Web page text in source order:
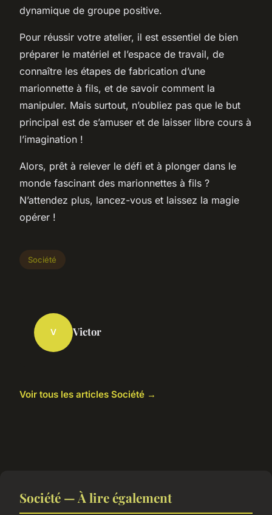
dynamique de groupe positive.
Pour réussir votre atelier, il est essentiel de bien
préparer le matériel et l’espace de travail, de
connaître les étapes de fabrication d’une
marionnette à fils, et de savoir comment la
manipuler. Mais surtout, n’oubliez pas que le but
principal est de s’amuser et de laisser libre cours à
l’imagination !
Alors, prêt à relever le défi et à plonger dans le
monde fascinant des marionnettes à fils ?
N’attendez plus, lancez-vous et laissez la magie
opérer !
Société
V Victor
Voir tous les articles Société →
Société — À lire également